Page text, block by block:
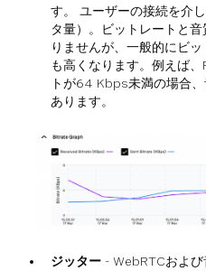
す。 ユーザーの接続を介
タ量）。ビットレートと
りませんが、一般的にビ
も高くなります。例えば
トが64 Kbps未満の場合
あります。
ジッター - WebRTCおよ